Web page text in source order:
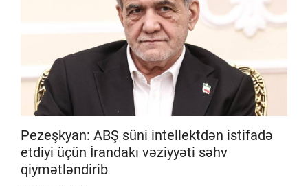
Pezeşkyan: ABŞ süni intellektdən istifadə
etdiyi üçün İrandakı vəziyyəti səhv
qiymətləndirib